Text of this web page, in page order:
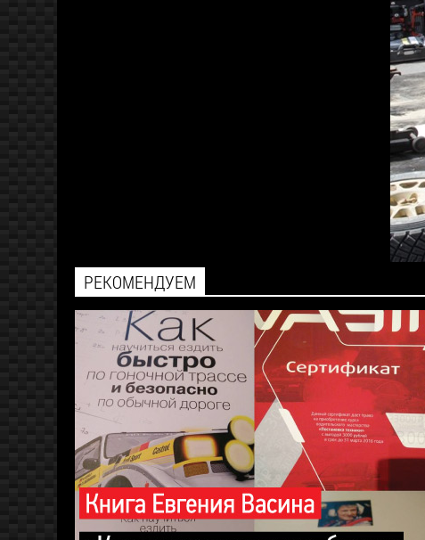
РЕКОМЕНДУЕМ